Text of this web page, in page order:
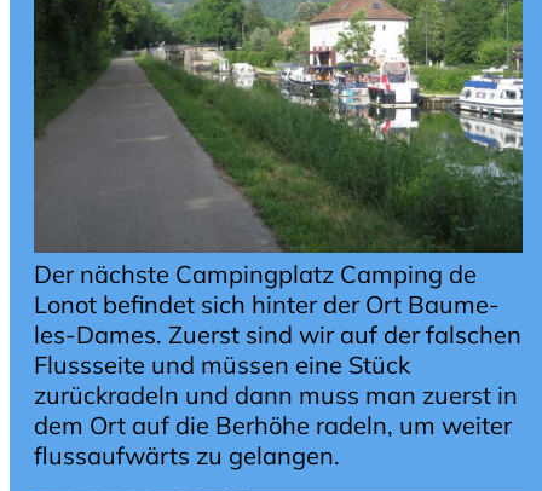
Der nächste Campingplatz Camping de
Lonot befindet sich hinter der Ort Baume-
les-Dames. Zuerst sind wir auf der falschen
Flussseite und müssen eine Stück
zurückradeln und dann muss man zuerst in
dem Ort auf die Berhöhe radeln, um weiter
flussaufwärts zu gelangen.